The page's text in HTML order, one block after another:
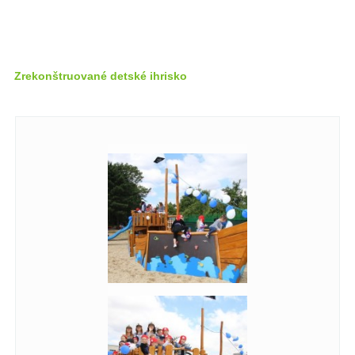
Zrekonštruované detské ihrisko